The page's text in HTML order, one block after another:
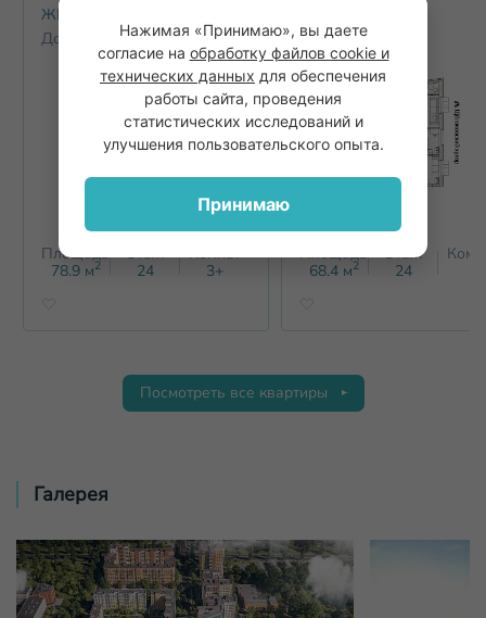
ЖК Щёлоковский
Дом 1
Площадь
78.9м2
Этаж
24
Комнат
3+
Дом 1
Площадь
68.4м2
Этаж
24
Посмотреть все квартиры
Галерея
Нажимая «Принимаю», вы даете
согласие на обработку файлов cookie и
технических данных для обеспечения
работы сайта, проведения
статистических исследований и
улучшения пользовательского опыта.
Принимаю